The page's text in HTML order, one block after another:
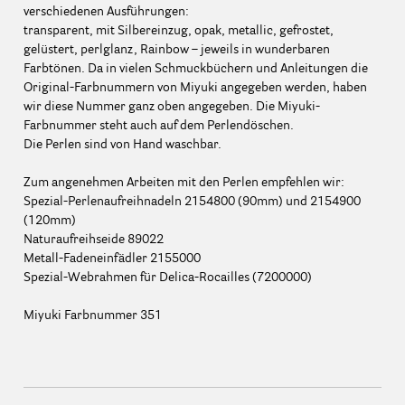
verschiedenen Ausführungen:
transparent, mit Silbereinzug, opak, metallic, gefrostet,
gelüstert, perlglanz, Rainbow – jeweils in wunderbaren
Farbtönen. Da in vielen Schmuckbüchern und Anleitungen die
Original-Farbnummern von Miyuki angegeben werden, haben
wir diese Nummer ganz oben angegeben. Die Miyuki-
Farbnummer steht auch auf dem Perlendöschen.
Die Perlen sind von Hand waschbar.
Zum angenehmen Arbeiten mit den Perlen empfehlen wir:
Spezial-Perlenaufreihnadeln 2154800 (90mm) und 2154900
(120mm)
Naturaufreihseide 89022
Metall-Fadeneinfädler 2155000
Spezial-Webrahmen für Delica-Rocailles (7200000)
Miyuki Farbnummer 351